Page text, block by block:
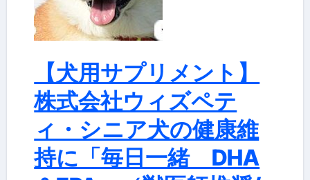
【犬用サプリメント】
株式会社ウィズペテ
ィ・シニア犬の健康維
持に「毎日一緒 DHA